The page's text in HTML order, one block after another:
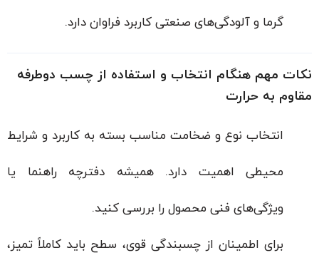
گرما و آلودگی‌های صنعتی کاربرد فراوان دارد.
نکات مهم هنگام انتخاب و استفاده از چسب دوطرفه
مقاوم به حرارت
انتخاب نوع و ضخامت مناسب بسته به کاربرد و شرایط
محیطی اهمیت دارد. همیشه دفترچه راهنما یا
ویژگی‌های فنی محصول را بررسی کنید.
برای اطمینان از چسبندگی قوی، سطح باید کاملاً تمیز،